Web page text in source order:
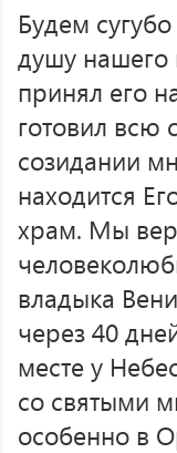
Будем
душу нашего
принял его
готовил всю
созидании
находится
храм. Мы
владыка
через 40
месте у
со святыми
особенно в